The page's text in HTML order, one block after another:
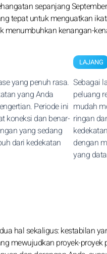
sepanjang
tepat untuk menguatkan
kenangan-
yang penuh rasa.
yang Anda
Periode ini
koneksi dan benar-
yang sedang
dari kedekatan
LAJANG
Sebagai
peluang
mudah
ringan
dengan
yang
hal sekaligus: kestabilan
mewujudkan proyek-